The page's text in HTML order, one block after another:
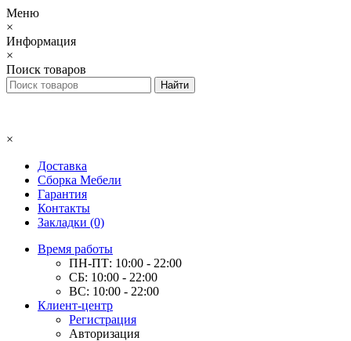
Меню
×
Информация
×
Поиск товаров
×
Доставка
Сборка Мебели
Гарантия
Контакты
Закладки (0)
Время работы
ПН-ПТ: 10:00 - 22:00
СБ: 10:00 - 22:00
ВС: 10:00 - 22:00
Клиент-центр
Регистрация
Авторизация